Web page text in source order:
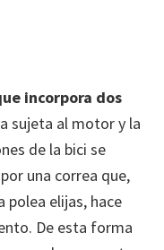
incorpora dos
sujeta al motor y la
de la bici se
una correa que,
polea elijas, hace
De esta forma